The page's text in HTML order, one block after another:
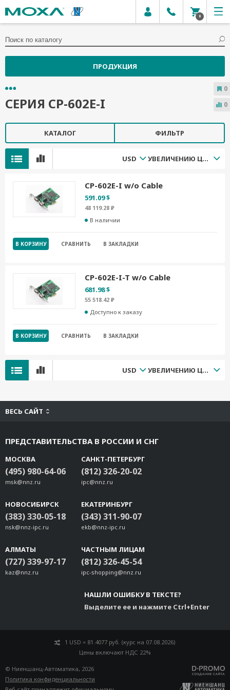
0
ПРОДУКЦИЯ
СЕРИЯ CP-602E-I
КАТАЛОГ ФИЛЬТР
USD УВЕЛИЧЕНИЮ ЦЕНЫ
CP-602E-I w/o Cable
591.09 $
48 119.28 ₽
В наличии
В КОРЗИНУ СРАВНИТЬ В ЗАКЛАДКИ
CP-602E-I-T w/o Cable
681.98 $
55 518.42 ₽
Доступно к заказу
В КОРЗИНУ СРАВНИТЬ В ЗАКЛАДКИ
USD УВЕЛИЧЕНИЮ ЦЕНЫ
ВЕСЬ САЙТ
ПРЕДСТАВИТЕЛЬСТВА В РОССИИ И СНГ
МОСКВА
(495) 980-64-06
msk@nnz.ru
САНКТ-ПЕТЕРБУРГ
(812) 326-20-02
ipc@nnz.ru
НОВОСИБИРСК
(383) 330-05-18
nsk@nnz-ipc.ru
ЕКАТЕРИНБУРГ
(343) 311-90-07
ekb@nnz-ipc.ru
АЛМАТЫ
(727) 339-97-17
kaz@nnz.ru
ЧАСТНЫМ ЛИЦАМ
(812) 326-45-54
ipc-shopping@nnz.ru
НАШЛИ ОШИБКУ В ТЕКСТЕ?
Выделите ее и нажмите Ctrl+Enter
1 USD = 81.4077 руб. (курс на 07.08.2026)
Цены включают НДС 22%
© Ниеншанц-Автоматика, 2026
Политика конфиденциальности
0
0